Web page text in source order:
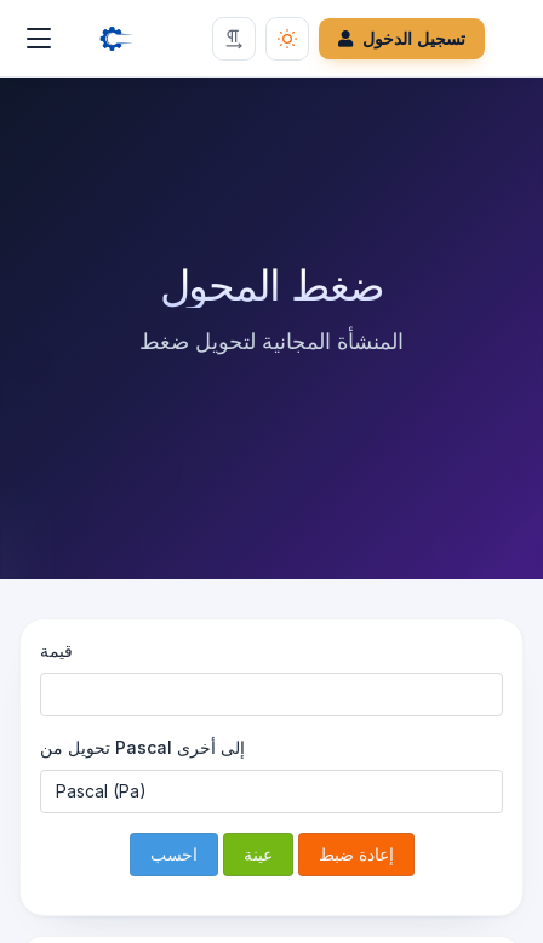
تسجيل الدخول
ضغط المحول
المنشأة المجانية لتحويل ضغط
قيمة
تحويل من Pascal إلى أخرى
احسب عينة إعادة ضبط